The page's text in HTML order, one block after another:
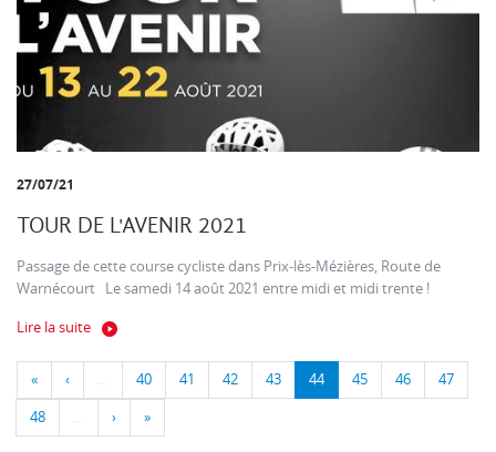
27/07/21
TOUR DE L'AVENIR 2021
Passage de cette course cycliste dans Prix-lès-Mézières, Route de
Warnécourt Le samedi 14 août 2021 entre midi et midi trente !
Lire la suite
« ‹ … 40 41 42 43 44 45 46 47
48 … › »